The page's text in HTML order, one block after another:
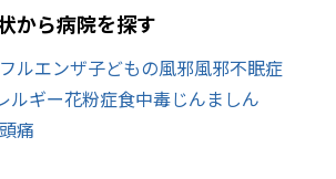
から病院を探す
ルエンザ子どもの風邪風邪不眠症
ルギー花粉症食中毒じんましん
頭痛